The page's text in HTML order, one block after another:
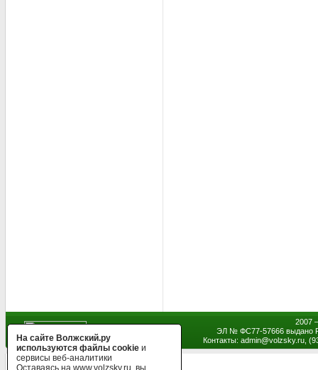
2007
ЭЛ № ФС77-57666 выдано
Контакты: admin@volzsky.ru,
На сайте Волжский.ру
используются файлы cookie и
сервисы веб-аналитики
Оставаясь на www.volzsky.ru, вы